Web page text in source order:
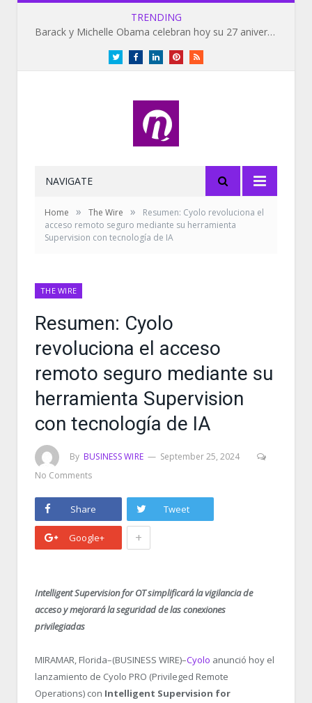
TRENDING
Barack y Michelle Obama celebran hoy su 27 aniversario de bodas
TwitterFacebookLinkedInPinterestRSS
NAVIGATE
Home » The Wire »
Resumen: Cyolo revoluciona el
acceso remoto seguro mediante su herramienta
Supervision con tecnología de IA
THE WIRE
Resumen: Cyolo
revoluciona el acceso
remoto seguro mediante su
herramienta Supervision
con tecnología de IA
By BUSINESS WIRE
September 25, 2024
No Comments
Share Tweet
Google+ +
Intelligent Supervision for OT simplificará la vigilancia de
acceso y mejorará la seguridad de las conexiones
privilegiadas
MIRAMAR, Florida–(BUSINESS WIRE)–Cyolo anunció hoy el
lanzamiento de Cyolo PRO (Privileged Remote
Operations) con Intelligent Supervision for